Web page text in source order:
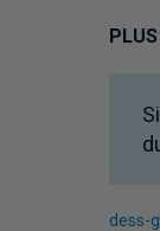
dess-